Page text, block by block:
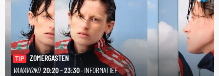
TIP
ZOMERGASTEN
VANAVOND 20:20 - 23:30· INFORMATIEF